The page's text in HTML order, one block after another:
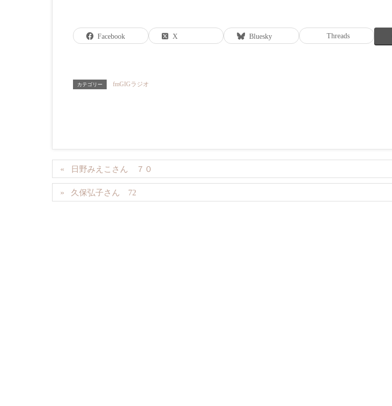
Facebook X Bluesky Threads
カテゴリー fmGIGラジオ
日野みえこさん ７０
久保弘子さん 72